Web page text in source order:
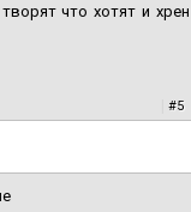
что хотят и хрен
#5